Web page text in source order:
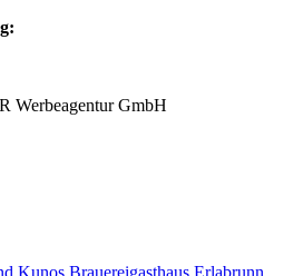
Werbeagentur GmbH